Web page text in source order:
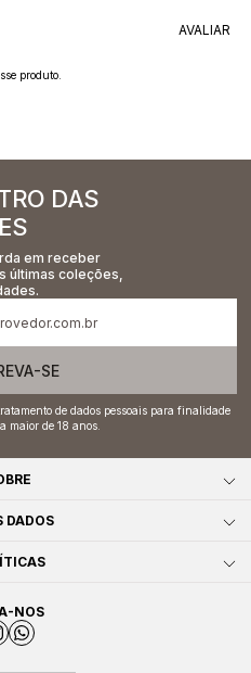
produto.
DAS
em receber
últimas coleções,
SE
de dados pessoais para finalidade
maior de 18 anos.
DADOS
NOS